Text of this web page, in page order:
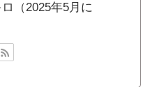
（2025年5月に